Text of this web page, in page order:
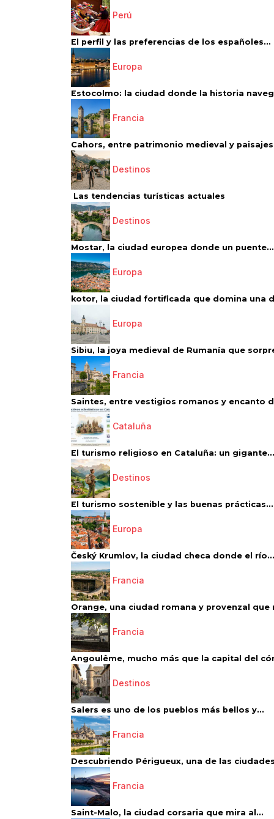
Perú
El perfil y las preferencias de los españoles...
Europa
Estocolmo: la ciudad donde la historia
Francia
Cahors, entre patrimonio medieval y paisajes
Destinos
Las tendencias turísticas actuales
Destinos
Mostar, la ciudad europea donde un puente...
Europa
kotor, la ciudad fortificada que domina una
Europa
Sibiu, la joya medieval de Rumanía que
Francia
Saintes, entre vestigios romanos y encanto
Cataluña
El turismo religioso en Cataluña: un gigante...
Destinos
El turismo sostenible y las buenas prácticas...
Europa
Český Krumlov, la ciudad checa donde el río...
Francia
Orange, una ciudad romana y provenzal que
Francia
Angoulême, mucho más que la capital del
Destinos
Salers es uno de los pueblos más bellos y...
Francia
Descubriendo Périgueux, una de las
Francia
Saint-Malo, la ciudad corsaria que mira al...